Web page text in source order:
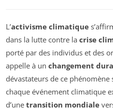
L’activisme climatique
dans la lutte contre la crise
porté par des individus et des
appelle à un changement
dévastateurs de ce
chaque événement climatique
d’une transition mondiale